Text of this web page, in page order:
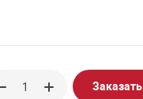
Заказать